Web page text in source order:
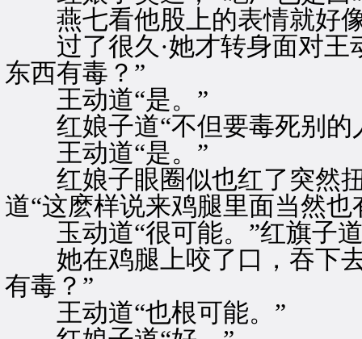
燕七看他股上的表情就好像
过了很久·她才转身面对王
东西有毒？”
王动道“是。”
红娘子道“不但要毒死别的
王动道“是。”
红娘子眼圈似也红了突然扭
道“这麽样说来鸡腿里面当然也
玉动道“很可能。”红旗子
她在鸡腿上咬了口，吞下去
有毒？”
王动道“也根可能。”